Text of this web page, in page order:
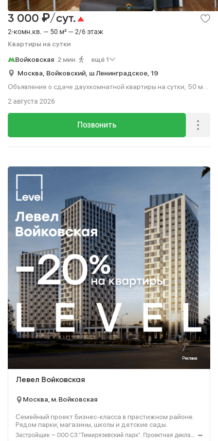
Квартиры на сутки
2-комн.кв. — 50 м² — 2/6 этаж
Квартиры на сутки
3 000 ₽/сут.
Войковская 2 мин.
ещё 1
Москва, Войковский, ш Ленинградское, 19
Объявление о сдаче двухкомнатной квартиры на сутки, 50 м²,
Позвонить
2 августа 2026
Реклама
Левел Войковская
Москва, м. Войковская
Семейный проект бизнес-класса в престижном районе.
Рядом парки, магазины, школы и детские сады.
Застройщик — ООО СЗ "Тимирязевский парк". Проектная декларация — наш.дом.рф. Акция до 31.08.2026. Не оферта. Подробности — level.ru